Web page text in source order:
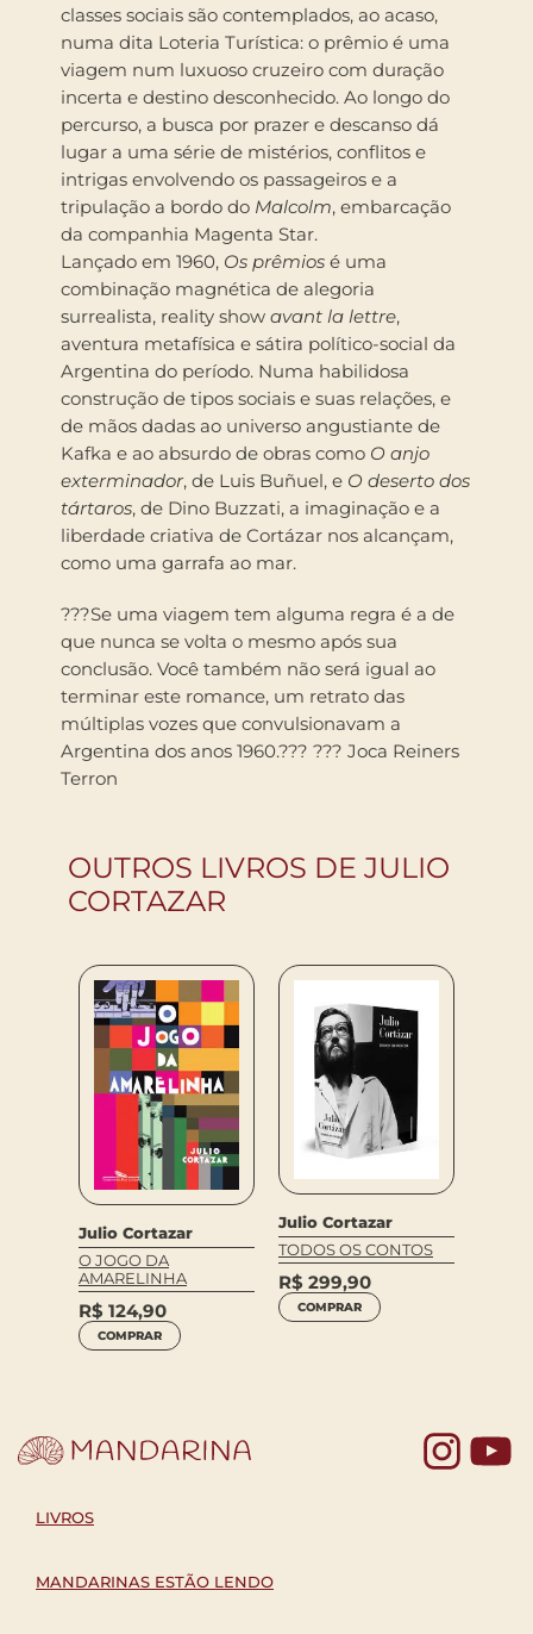
classes sociais são contemplados, ao acaso,
numa dita Loteria Turística: o prêmio é uma
viagem num luxuoso cruzeiro com duração
incerta e destino desconhecido. Ao longo do
percurso, a busca por prazer e descanso dá
lugar a uma série de mistérios, conflitos e
intrigas envolvendo os passageiros e a
tripulação a bordo do Malcolm, embarcação
da companhia Magenta Star.
Lançado em 1960, Os prêmios é uma
combinação magnética de alegoria
surrealista, reality show avant la lettre,
aventura metafísica e sátira político-social da
Argentina do período. Numa habilidosa
construção de tipos sociais e suas relações, e
de mãos dadas ao universo angustiante de
Kafka e ao absurdo de obras como O anjo
exterminador, de Luis Buñuel, e O deserto dos
tártaros, de Dino Buzzati, a imaginação e a
liberdade criativa de Cortázar nos alcançam,
como uma garrafa ao mar.
???Se uma viagem tem alguma regra é a de
que nunca se volta o mesmo após sua
conclusão. Você também não será igual ao
terminar este romance, um retrato das
múltiplas vozes que convulsionavam a
Argentina dos anos 1960.??? ??? Joca Reiners
Terron
OUTROS LIVROS DE JULIO
CORTAZAR
Julio Cortazar
O JOGO DA
AMARELINHA
R$ 124,90
COMPRAR
Julio Cortazar
TODOS OS CONTOS
R$ 299,90
COMPRAR
LIVROS
MANDARINAS ESTÃO LENDO